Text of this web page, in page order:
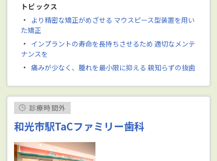
トピックス
・
より精密な矯正がめざせる マウスピース型装置を用い
た矯正
・ インプラントの寿命を長持ちさせるため 適切なメンテ
ナンスを
・ 痛みが少なく、腫れを最小限に抑える 親知らずの抜歯
診療時間外
和光市駅TaCファミリー歯科